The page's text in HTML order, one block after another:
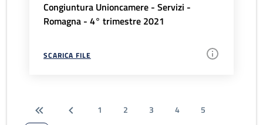
Congiuntura Unioncamere - Servizi -
Romagna - 4° trimestre 2021
SCARICA FILE
1 2 3 4
5